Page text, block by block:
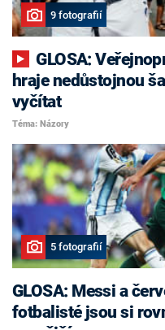
9 fotografií
GLOSA: Veřejnoprávní média nedáme! ODS
hraje nedůstojnou
vyčítat
Téma: Názory
5 fotografií
GLOSA: Messi a
fotbalisté jsou si